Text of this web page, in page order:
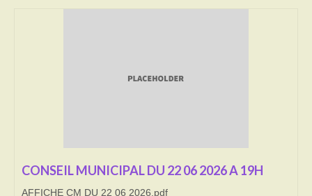
Démarches administratives
Service des eaux
CONSEIL MUNICIPAL DU 22 06 2026 A 19H
AFFICHE CM DU 22 06 2026.pdf